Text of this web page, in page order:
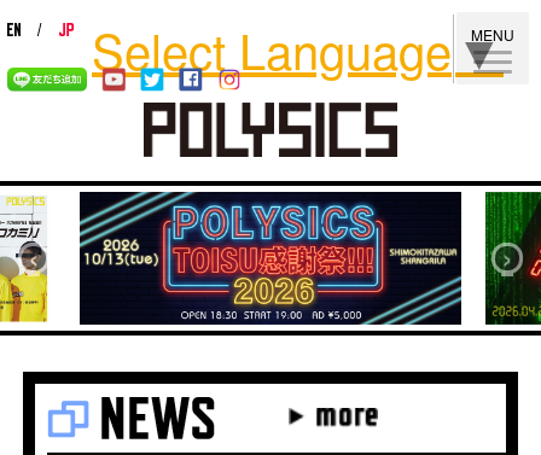
‹ ›
Select Language ▼
MENU